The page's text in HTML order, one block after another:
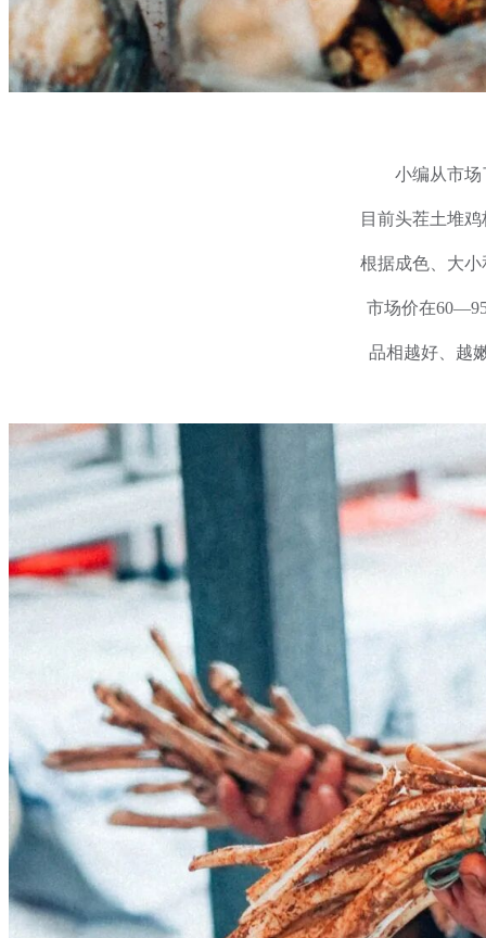
小编从市场
目前头茬土堆
根据成色、大
市场价在
品相越好、越